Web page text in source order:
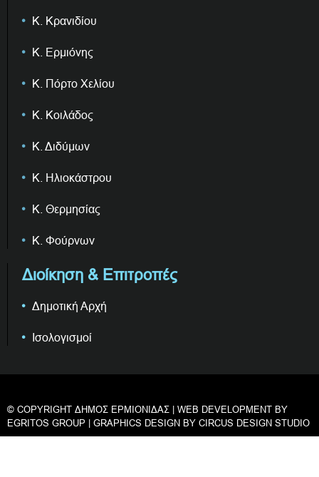
Κ. Κρανιδίου
Κ. Ερμιόνης
Κ. Πόρτο Χελίου
Κ. Κοιλάδος
Κ. Διδύμων
Κ. Ηλιοκάστρου
Κ. Θερμησίας
Κ. Φούρνων
Διοίκηση & Επιτροπές
Δημοτική Αρχή
Ισολογισμοί
© COPYRIGHT ΔΗΜΟΣ ΕΡΜΙΟΝΙΔΑΣ | WEB DEVELOPMENT BY
EGRITOS GROUP | GRAPHICS DESIGN BY CIRCUS DESIGN STUDIO